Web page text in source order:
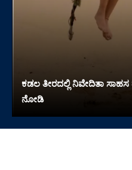
ಕಡಲ ತೀರದಲ್ಲಿ ನಿವೇದಿತಾ
ನೋಡಿ